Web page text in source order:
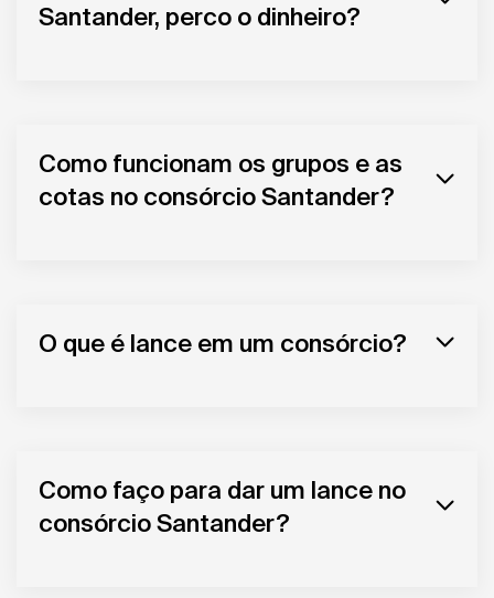
Santander, perco o dinheiro?
Como funcionam os grupos e as
cotas no consórcio Santander?
O que é lance em um consórcio?
Como faço para dar um lance no
consórcio Santander?